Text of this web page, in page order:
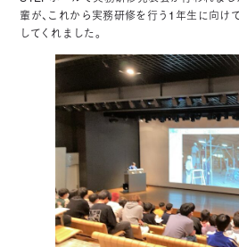
輩が、これから実務研修を行う1年生に向け
してくれました。